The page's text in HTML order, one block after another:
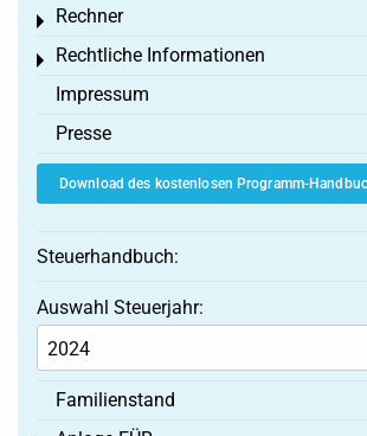
Rechner
Toggle menu
Rechtliche Informationen
Toggle menu
Impressum
Presse
Download des kostenlosen Programm-
Steuerhandbuch:
Auswahl Steuerjahr:
Familienstand